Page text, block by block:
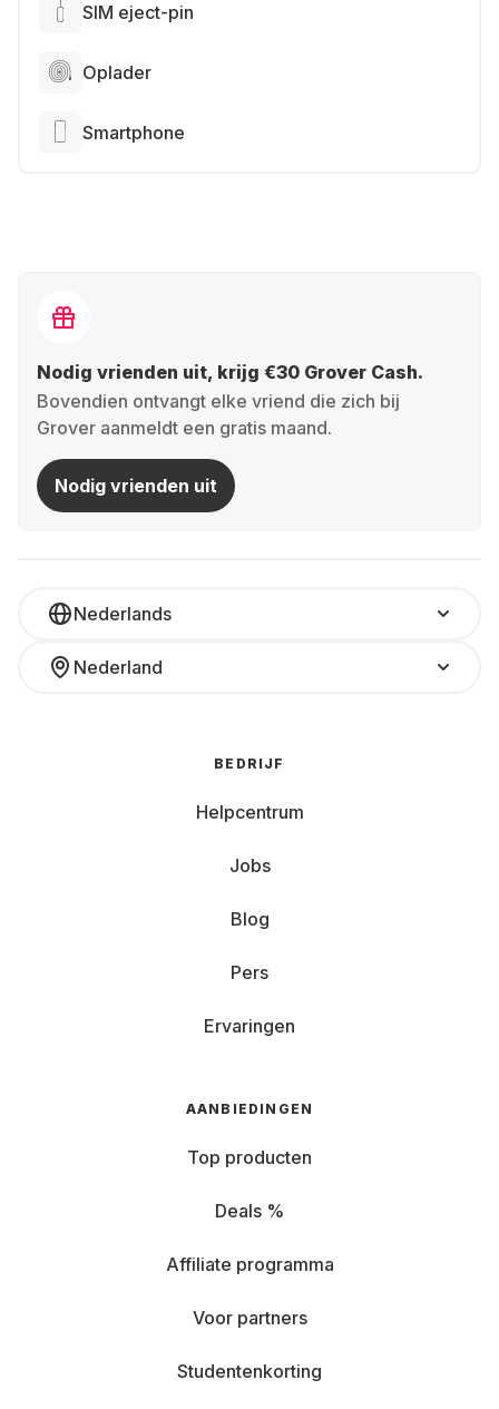
SIM eject-pin
Oplader
Smartphone
Nodig vrienden uit, krijg €30 Grover Cash.
Bovendien ontvangt elke vriend die zich bij
Grover aanmeldt een gratis maand.
Nodig vrienden uit
Nederlands
Nederland
BEDRIJF
Helpcentrum
Jobs
Blog
Pers
Ervaringen
AANBIEDINGEN
Top producten
Deals %
Affiliate programma
Voor partners
Studentenkorting